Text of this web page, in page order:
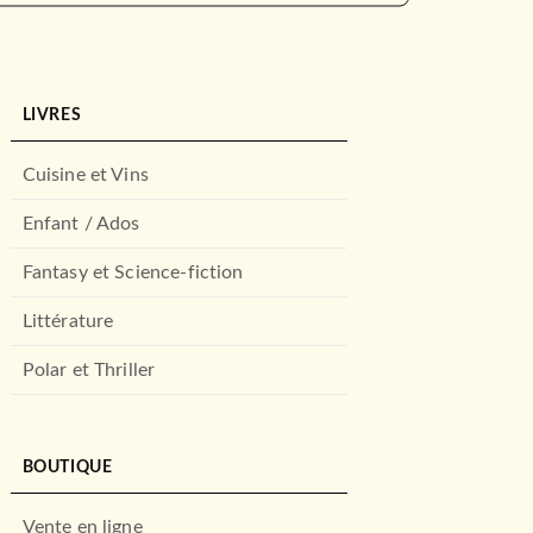
LIVRES
Cuisine et Vins
Enfant / Ados
Fantasy et Science-fiction
Littérature
Polar et Thriller
BOUTIQUE
Vente en ligne